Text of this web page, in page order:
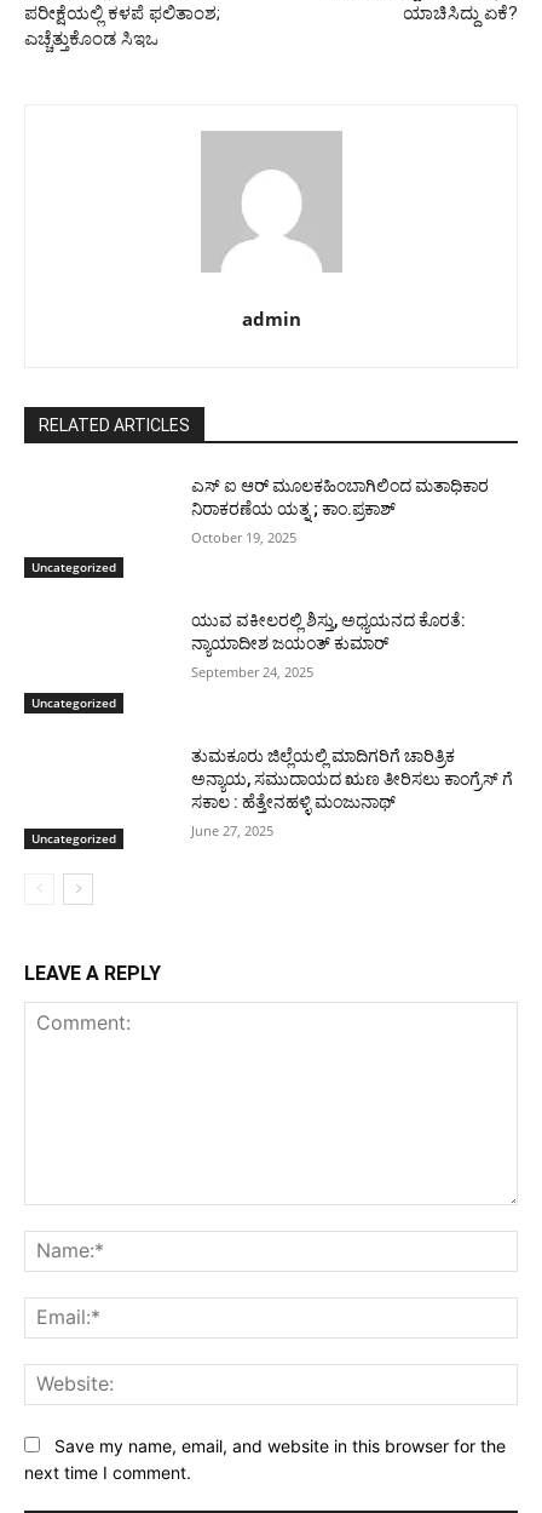
ಪರೀಕ್ಷೆಯಲ್ಲಿ ಕಳಪೆ ಫಲಿತಾಂಶ;
ಎಚ್ಚೆತ್ತುಕೊಂಡ ಸಿಇಒ
ಯಾಚಿಸಿದ್ದು ಏಕೆ?
admin
RELATED ARTICLES
Uncategorized
ಎಸ್ ಐ ಆರ್ ಮೂಲಕಹಿಂಬಾಗಿಲಿಂದ ಮತಾಧಿಕಾರ
ನಿರಾಕರಣೆಯ ಯತ್ನ ; ಕಾಂ.ಪ್ರಕಾಶ್
October 19, 2025
Uncategorized
ಯುವ ವಕೀಲರಲ್ಲಿ ಶಿಸ್ತು, ಅಧ್ಯಯನದ ಕೊರತೆ:
ನ್ಯಾಯಾದೀಶ ಜಯಂತ್ ಕುಮಾರ್
September 24, 2025
Uncategorized
ತುಮಕೂರು ಜಿಲ್ಲೆಯಲ್ಲಿ ಮಾದಿಗರಿಗೆ ಚಾರಿತ್ರಿಕ
ಅನ್ಯಾಯ, ಸಮುದಾಯದ ಋಣ ತೀರಿಸಲು ಕಾಂಗ್ರೆಸ್ ಗೆ
ಸಕಾಲ : ಹೆತ್ತೇನಹಳ್ಳಿ ಮಂಜುನಾಥ್
June 27, 2025
LEAVE A REPLY
Save my name, email, and website in this browser for the
next time I comment.